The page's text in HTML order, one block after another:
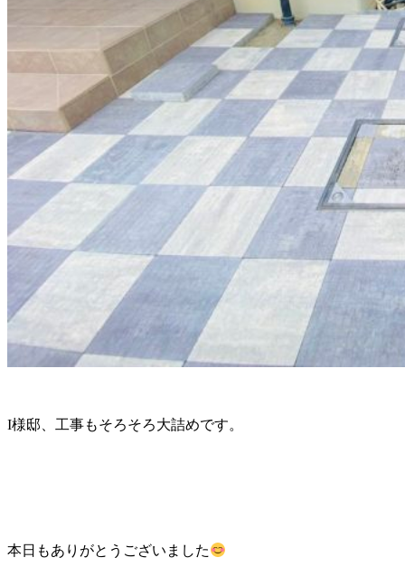
I様邸、工事もそろそろ大詰めです。
本日もありがとうございました